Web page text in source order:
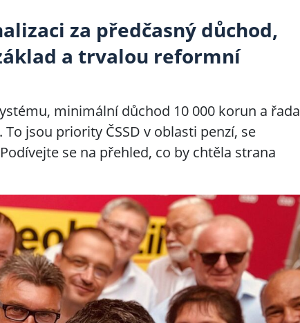
za předčasný důchod,
a trvalou reformní
minimální důchod 10 000 korun a řada
jsou priority ČSSD v oblasti penzí, se
se na přehled, co by chtěla strana